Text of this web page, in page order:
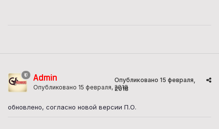
Admin
Опубликовано 15 февраля, 2018
Опубликовано 15 февраля,
2018
обновлено, согласно новой версии П.О.